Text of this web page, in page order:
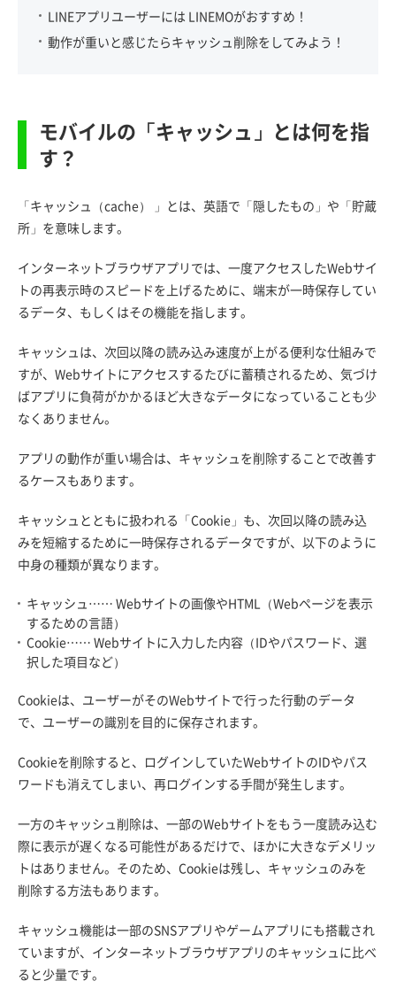
LINEアプリユーザーには LINEMOがおすすめ！
動作が重いと感じたらキャッシュ削除をしてみよう！
モバイルの「キャッシュ」とは何を指
す？
「キャッシュ（cache） 」とは、英語で「隠したもの」や「貯蔵
所」を意味します。
インターネットブラウザアプリでは、一度アクセスしたWebサイ
トの再表示時のスピードを上げるために、端末が一時保存してい
るデータ、もしくはその機能を指します。
キャッシュは、次回以降の読み込み速度が上がる便利な仕組みで
すが、Webサイトにアクセスするたびに蓄積されるため、気づけ
ばアプリに負荷がかかるほど大きなデータになっていることも少
なくありません。
アプリの動作が重い場合は、キャッシュを削除することで改善す
るケースもあります。
キャッシュとともに扱われる「Cookie」も、次回以降の読み込
みを短縮するために一時保存されるデータですが、以下のように
中身の種類が異なります。
キャッシュ…… Webサイトの画像やHTML（Webページを表示
するための言語）
Cookie…… Webサイトに入力した内容（IDやパスワード、選
択した項目など）
Cookieは、ユーザーがそのWebサイトで行った行動のデータ
で、ユーザーの識別を目的に保存されます。
Cookieを削除すると、ログインしていたWebサイトのIDやパス
ワードも消えてしまい、再ログインする手間が発生します。
一方のキャッシュ削除は、一部のWebサイトをもう一度読み込む
際に表示が遅くなる可能性があるだけで、ほかに大きなデメリッ
トはありません。そのため、Cookieは残し、キャッシュのみを
削除する方法もあります。
キャッシュ機能は一部のSNSアプリやゲームアプリにも搭載され
ていますが、インターネットブラウザアプリのキャッシュに比べ
ると少量です。